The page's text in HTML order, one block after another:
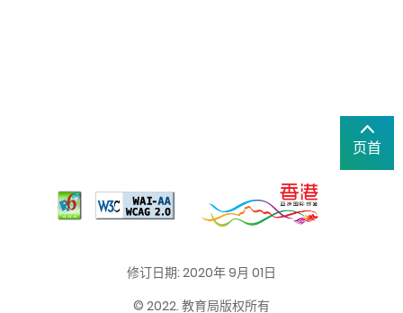
页首
修订日期: 2020年 9月 01日
© 2022. 教育局版权所有